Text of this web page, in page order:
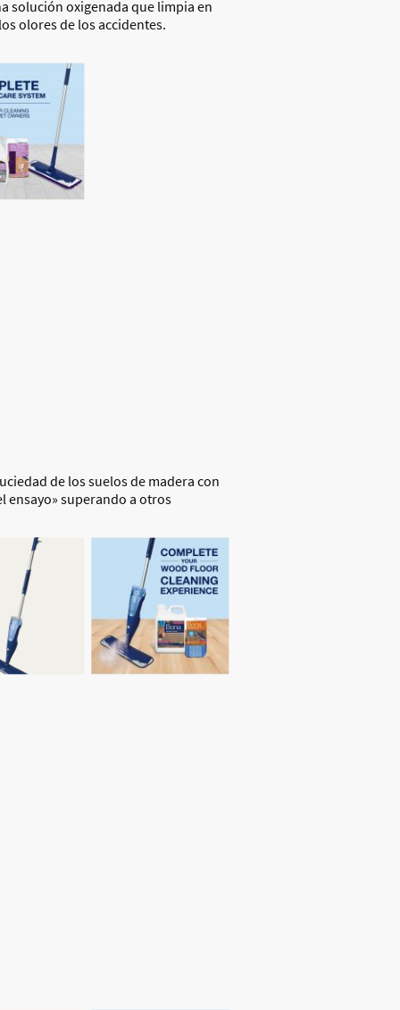
solución oxigenada que limpia en
olores de los accidentes.
de los suelos de madera con
ensayo» superando a otros